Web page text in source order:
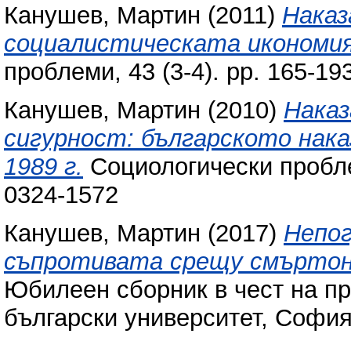
Канушев, Мартин (2011)
социалистическата
проблеми, 43 (3-4). pp. 165-
Канушев, Мартин (2010)
сигурност: българското
1989 г. Социологически
0324-1572
Канушев, Мартин (2017)
съпротивата срещу
Юбилеен сборник в чест на
български университет,